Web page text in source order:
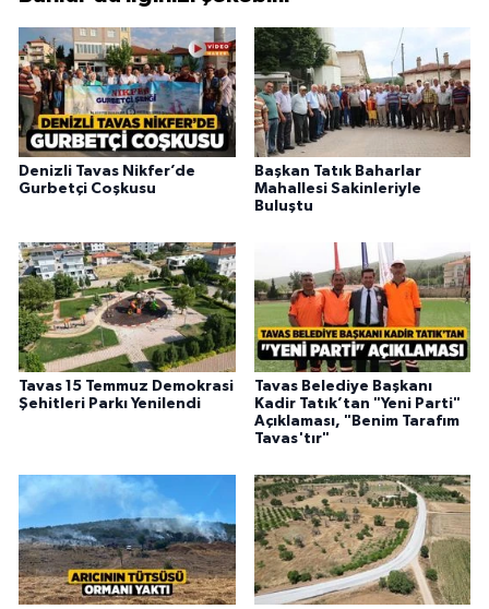
Denizli Tavas Nikfer’de
Gurbetçi Coşkusu
Başkan Tatık Baharlar
Mahallesi Sakinleriyle
Buluştu
Tavas 15 Temmuz Demokrasi
Şehitleri Parkı Yenilendi
Tavas Belediye Başkanı
Kadir Tatık’tan "Yeni Parti"
Açıklaması, "Benim Tarafım
Tavas'tır"